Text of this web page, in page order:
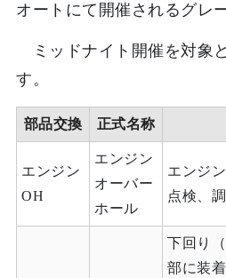
オートにて開催されるグレ
ミッドナイト開催を対象
す。
部品交換 正式名称
エンジン
OH
エンジン
オーバー
ホール
エンジ
点検、
下回り
部に装